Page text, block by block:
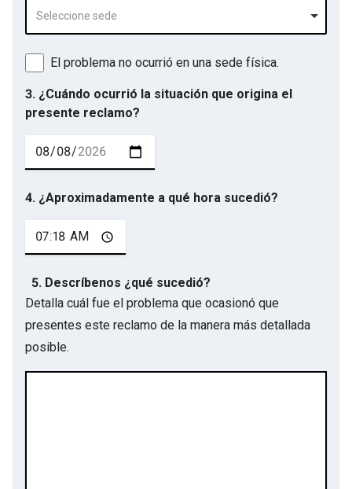
Seleccione sede
El problema no ocurrió en una sede física.
3. ¿Cuándo ocurrió la situación que origina el
presente reclamo?
4. ¿Aproximadamente a qué hora sucedió?
5. Descríbenos ¿qué sucedió?
Detalla cuál fue el problema que ocasionó que
presentes este reclamo de la manera más detallada
posible.